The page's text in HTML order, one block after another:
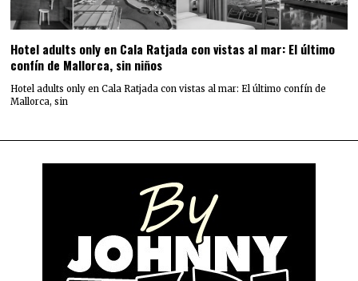
Hotel adults only en Cala Ratjada con vistas al mar: El último
confín de Mallorca, sin niños
Hotel adults only en Cala Ratjada con vistas al mar: El último confín de
Mallorca, sin